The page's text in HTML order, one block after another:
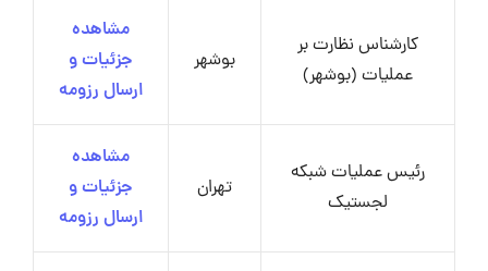
کارشناس نظارت بر
عملیات (بوشهر)
بوشهر
مشاهده
جزئیات و
ارسال رزومه
رئیس عملیات شبکه
لجستیک
تهران
مشاهده
جزئیات و
ارسال رزومه